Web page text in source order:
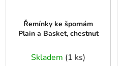
Řemínky ke špornám
Plain a Basket, chestnut
Skladem (1 ks)